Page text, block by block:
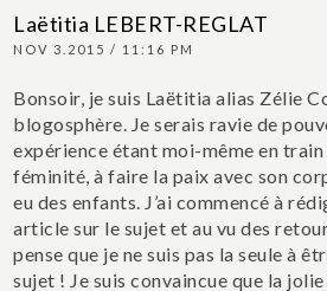
Laëtitia LEBERT-REGLAT
NOV 3.2015 / 11:16 PM
Bonsoir, je suis Laëtitia alias Zélie
blogosphère. Je serais ravie de
expérience étant moi-même en
féminité, à faire la paix avec son
eu des enfants. J’ai commencé à
article sur le sujet et au vu des
pense que je ne suis pas la seule à
sujet ! Je suis convaincue que la